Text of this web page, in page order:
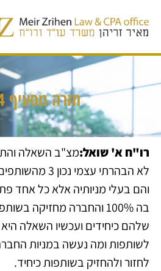
חזרה מסעיף 104א'
רו"ח א' שואל:מצ"ב השאלה
לא הבהרתי
והם בעלי מניותיה אלא כל אחד
בה 100% והחברה מחזיקה
שלהם כיחידים ועכשיו השאלה
לשותפות ומה נעשה במניות
לחזור ולהחזיק בשותפות כיחיד.